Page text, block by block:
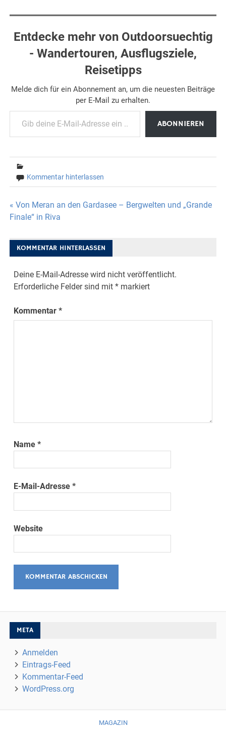
Entdecke mehr von Outdoorsuechtig
- Wandertouren, Ausflugsziele,
Reisetipps
Melde dich für ein Abonnement an, um die neuesten Beiträge
per E-Mail zu erhalten.
Gib deine E-Mail-Adresse ein ...
ABONNIEREN
Kommentar hinterlassen
Beitragsnavigation
« Von Meran an den Gardasee – Bergwelten und „Grande
Finale“ in Riva
KOMMENTAR HINTERLASSEN
Deine E-Mail-Adresse wird nicht veröffentlicht.
Erforderliche Felder sind mit* markiert
Kommentar*
Name*
E-Mail-Adresse*
Website
META
Anmelden
Eintrags-Feed
Kommentar-Feed
WordPress.org
MAGAZIN